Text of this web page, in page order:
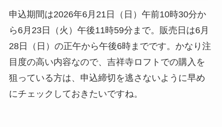
申込期間は2026年6月21日（日）午前10時30分か
ら6月23日（火）午後11時59分まで。販売日は6月
28日（日）の正午から午後6時までです。かなり注
目度の高い内容なので、吉祥寺ロフトでの購入を
狙っている方は、申込締切を逃さないように早め
にチェックしておきたいですね。